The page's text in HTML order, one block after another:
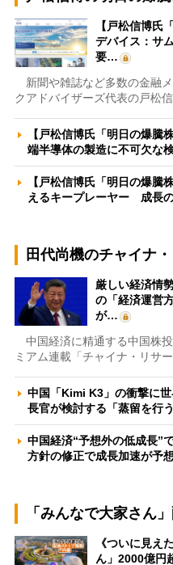
【戸松信博氏
デバイス：サ
要…
新聞や雑誌など多数の金融
クアドバイザーズ代表の戸松
【戸松信博氏「明日の爆騰
端半導体の製造に不可欠な
【戸松信博氏「明日の爆騰
えるキープレーヤー 成長
田代尚機のチャイナ
厳しい経済情
の「経済運営
が…
中国経済に精通する中国株
ミアム連載「チャイナ・リサ
中国「Kimi K3」の衝撃に
長官が検討する「蒸留を行
中国経済“予想外の低成長”
方針の修正で成長加速が予
「みんなで大家さん
《ついに見え
ん」2000億円